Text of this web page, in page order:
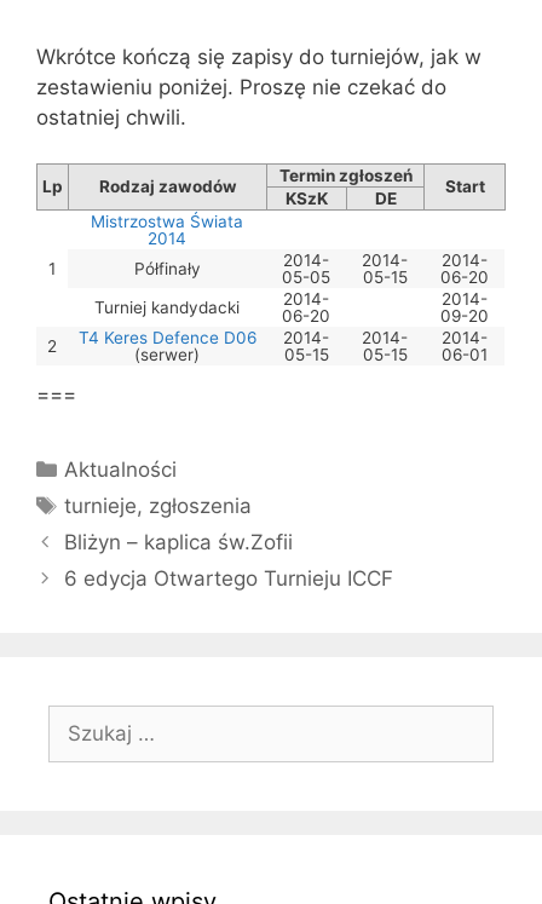
Wkrótce kończą się zapisy do turniejów, jak w
zestawieniu poniżej. Proszę nie czekać do
ostatniej chwili.
Lp Rodzaj zawodów
Termin zgłoszeń
Start
KSzK DE
1
Mistrzostwa Świata
2014
Półfinały
2014-
05-05
2014-
05-15
2014-
06-20
Turniej kandydacki
2014-
06-20
2014-
09-20
2
T4 Keres Defence D06
(serwer)
2014-
05-15
2014-
05-15
2014-
06-01
===
Kategorie
Aktualności
Tagi
turnieje, zgłoszenia
Bliżyn – kaplica św.Zofii
6 edycja Otwartego Turnieju ICCF
Szukaj: